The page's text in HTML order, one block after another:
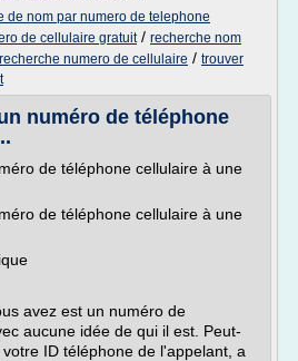
de nom par numero de telephone
de cellulaire gratuit/ recherche nom
recherche numero de cellulaire / trouver
numéro de téléphone
de téléphone cellulaire à une
de téléphone cellulaire à une
avez est un numéro de
aucune idée de qui il est. Peut-
ID téléphone de l'appelant, a